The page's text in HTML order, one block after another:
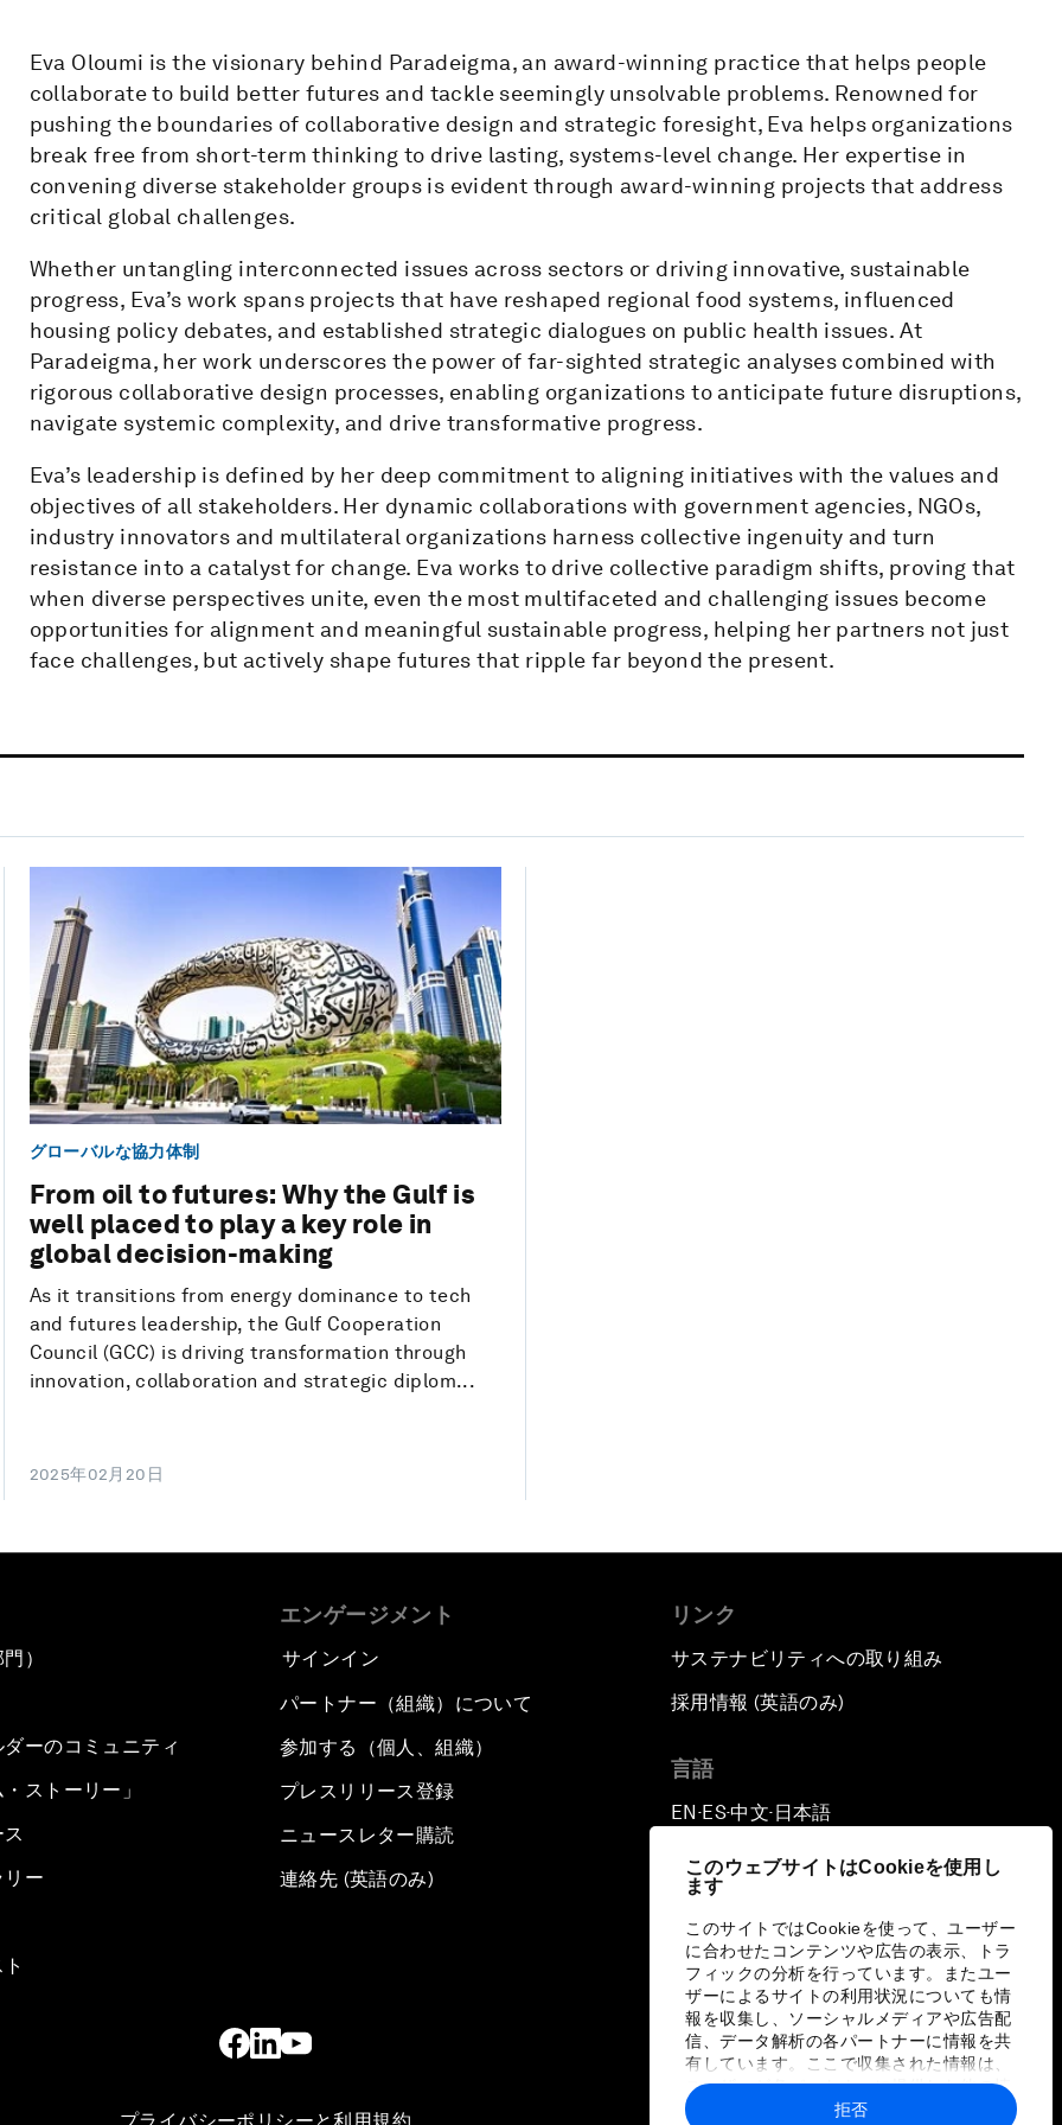
このウェブサイトはCookieを使用し
ます
このサイトではCookieを使って、ユーザー
に合わせたコンテンツや広告の表示、トラ
フィックの分析を行っています。またユー
ザーによるサイトの利用状況についても情
報を収集し、ソーシャルメディアや広告配
信、データ解析の各パートナーに情報を共
有しています。ここで収集された情報は、
ユーザーが各パートナーに提供した他の情
報や各パートナーのサービスを使用した際
拒否
Eva Oloumi is the visionary behind Paradeigma, an award-winning practice that helps people
collaborate to build better futures and tackle seemingly unsolvable problems. Renowned for
pushing the boundaries of collaborative design and strategic foresight, Eva helps organizations
break free from short-term thinking to drive lasting, systems-level change. Her expertise in
convening diverse stakeholder groups is evident through award-winning projects that address
critical global challenges.
Whether untangling interconnected issues across sectors or driving innovative, sustainable
progress, Eva’s work spans projects that have reshaped regional food systems, influenced
housing policy debates, and established strategic dialogues on public health issues. At
Paradeigma, her work underscores the power of far-sighted strategic analyses combined with
rigorous collaborative design processes, enabling organizations to anticipate future disruptions,
navigate systemic complexity, and drive transformative progress.
Eva’s leadership is defined by her deep commitment to aligning initiatives with the values and
objectives of all stakeholders. Her dynamic collaborations with government agencies, NGOs,
industry innovators and multilateral organizations harness collective ingenuity and turn
resistance into a catalyst for change. Eva works to drive collective paradigm shifts, proving that
when diverse perspectives unite, even the most multifaceted and challenging issues become
opportunities for alignment and meaningful sustainable progress, helping her partners not just
face challenges, but actively shape futures that ripple far beyond the present.
グローバルな協力体制
From oil to futures: Why the Gulf is
well placed to play a key role in
global decision-making
As it transitions from energy dominance to tech
and futures leadership, the Gulf Cooperation
Council (GCC) is driving transformation through
innovation, collaboration and strategic diplom...
2025年02月20日
）
ーのコミュニティ
ストーリー」
ー
エンゲージメント
サインイン
パートナー（組織）について
参加する（個人、組織）
プレスリリース登録
ニュースレター購読
連絡先 (英語のみ)
リンク
サステナビリティへの取り組み
採用情報 (英語のみ)
言語
EN ▪ ES▪中文▪ 日本語